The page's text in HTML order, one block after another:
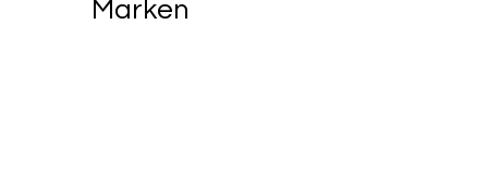
Marken